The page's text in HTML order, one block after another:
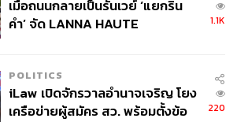
เมื่อถนนกลายเป็นรันเวย์ ‘แยกริน
คำ’ จัด LANNA HAUTE
1.1K
POLITICS
iLaw เปิดจักรวาลอำนาจเจริญ โยง
เครือข่ายผู้สมัคร สว. พร้อมตั้งข้อ
220